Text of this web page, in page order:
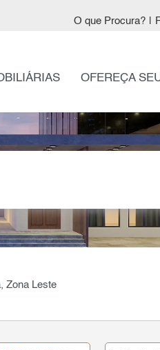
O que Procura?
OFEREÇA
Zona Leste